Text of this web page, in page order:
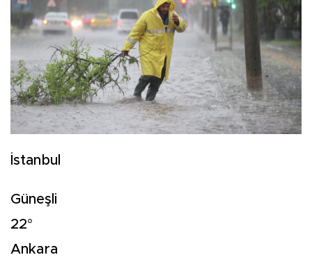
İstanbul
Güneşli
22°
Ankara